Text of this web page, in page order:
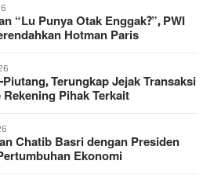
“Lu Punya Otak Enggak?”, PWI
Hotman Paris
Terungkap Jejak Transaksi
Pihak Terkait
Chatib Basri dengan Presiden
Ekonomi